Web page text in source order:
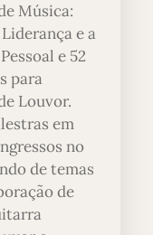
Música:
e a
e 52
para
Louvor.
em
no
de temas
de